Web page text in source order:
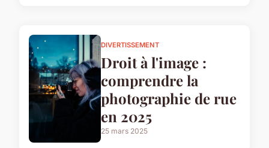
DIVERTISSEMENT
Droit à l'image :
comprendre la
photographie de rue
en 2025
25 mars 2025